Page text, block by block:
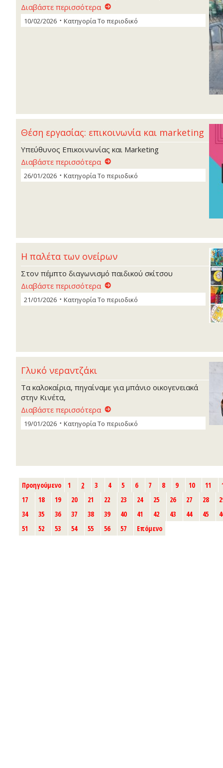
Διαβάστε περισσότερα
10/02/2026 ΚατηγορίαΤο περιοδικό
Θέση εργασίας: επικοινωνία και marketing
Υπεύθυνος Επικοινωνίας και Marketing
Διαβάστε περισσότερα
26/01/2026 ΚατηγορίαΤο περιοδικό
Η παλέτα των ονείρων
Στον πέμπτο διαγωνισμό παιδικού σκίτσου
Διαβάστε περισσότερα
21/01/2026 ΚατηγορίαΤο περιοδικό
Γλυκό νεραντζάκι
Τα καλοκαίρια, πηγαίναμε για μπάνιο οικογενειακά
στην Κινέτα,
Διαβάστε περισσότερα
19/01/2026 ΚατηγορίαΤο περιοδικό
Προηγούμενο 1 2 3 4 5 6 7 8 9 10 11
17
18 19 20 21 22 23 24 25 26 27 28
34
35 36 37 38 39 40 41 42 43 44 45
51
52 53 54 55 56 57 Επόμενο